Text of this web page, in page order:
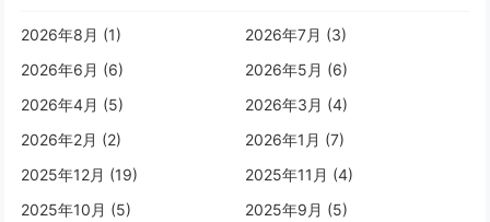
2026年8月 (1)
2026年7月 (3)
2026年6月 (6)
2026年5月 (6)
2026年4月 (5)
2026年3月 (4)
2026年2月 (2)
2026年1月 (7)
2025年12月 (19)
2025年11月 (4)
2025年10月 (5)
2025年9月 (5)